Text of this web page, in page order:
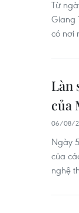
Từ
Giang
có nơi
Làn
của
06/08/
Ngày
của
nghệ